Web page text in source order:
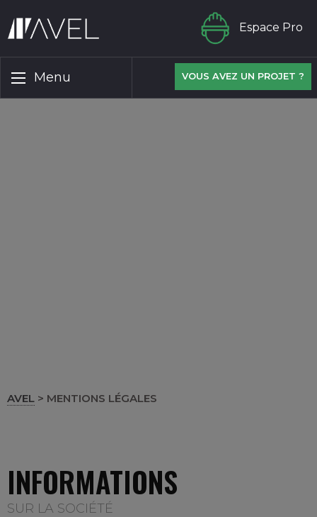
Espace Pro
Menu VOUS AVEZ UN PROJET ?
AVEL > MENTIONS LÉGALES
INFORMATIONS
SUR LA SOCIÉTÉ